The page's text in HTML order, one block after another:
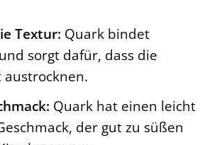
Textur: Quark bindet
sorgt dafür, dass die
Quark hat einen leicht
der gut zu süßen